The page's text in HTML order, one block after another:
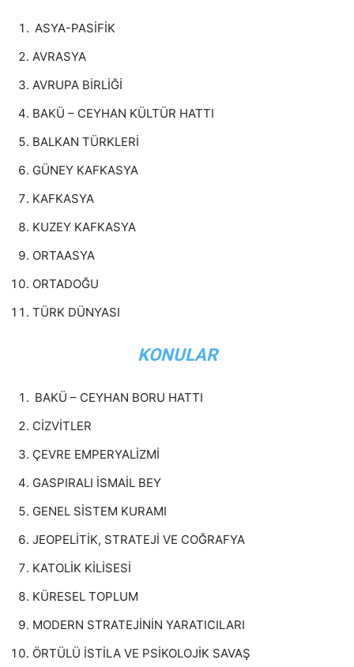
ASYA-PASİFİK
AVRASYA
AVRUPA BİRLİĞİ
BAKÜ – CEYHAN KÜLTÜR HATTI
BALKAN TÜRKLERİ
GÜNEY KAFKASYA
KAFKASYA
KUZEY KAFKASYA
ORTAASYA
ORTADOĞU
TÜRK DÜNYASI
KONULAR
BAKÜ – CEYHAN BORU HATTI
CİZVİTLER
ÇEVRE EMPERYALİZMİ
GASPIRALI İSMAİL BEY
GENEL SİSTEM KURAMI
JEOPELİTİK, STRATEJİ VE COĞRAFYA
KATOLİK KİLİSESİ
KÜRESEL TOPLUM
MODERN STRATEJİNİN YARATICILARI
ÖRTÜLÜ İSTİLA VE PSİKOLOJİK SAVAŞ